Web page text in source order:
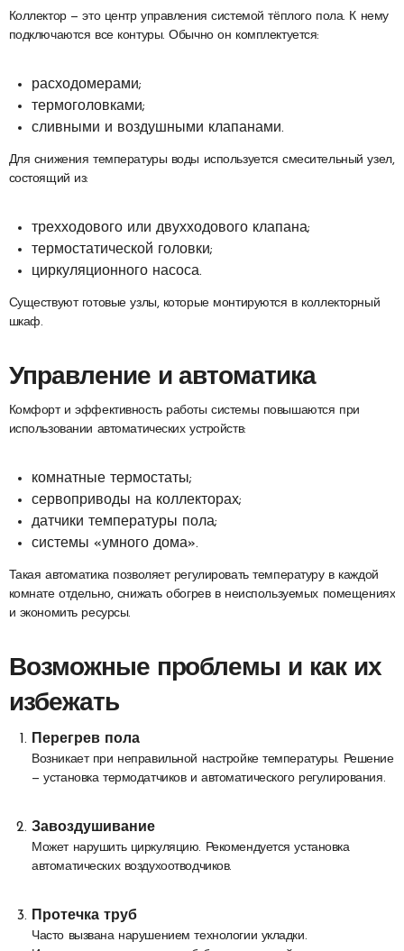
Коллектор — это центр управления системой тёплого пола. К нему
подключаются все контуры. Обычно он комплектуется:
расходомерами;
термоголовками;
сливными и воздушными клапанами.
Для снижения температуры воды используется смесительный узел,
состоящий из:
трехходового или двухходового клапана;
термостатической головки;
циркуляционного насоса.
Существуют готовые узлы, которые монтируются в коллекторный
шкаф.
Управление и автоматика
Комфорт и эффективность работы системы повышаются при
использовании автоматических устройств:
комнатные термостаты;
сервоприводы на коллекторах;
датчики температуры пола;
системы «умного дома».
Такая автоматика позволяет регулировать температуру в каждой
комнате отдельно, снижать обогрев в неиспользуемых помещениях
и экономить ресурсы.
Возможные проблемы и как их
избежать
Перегрев пола
Возникает при неправильной настройке температуры. Решение
— установка термодатчиков и автоматического регулирования.
Завоздушивание
Может нарушить циркуляцию. Рекомендуется установка
автоматических воздухоотводчиков.
Протечка труб
Часто вызвана нарушением технологии укладки.